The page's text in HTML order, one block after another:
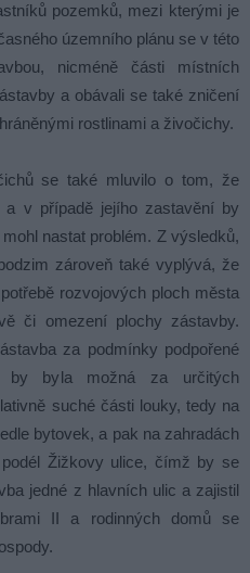
pozemků, mezi kterými je
územního plánu se v této
nicméně části místních
a obávali se také zničení
rostlinami a živočichy.
se také mluvilo o tom, že
a v případě jejího zastavění by
nastat problém. Z výsledků,
zároveň také vyplývá, že
rozvojových ploch města
či omezení plochy zástavby.
za podmínky podpořené
by byla možná za určitých
suché části louky, tedy na
bytovek, a pak na zahradách
Žižkovy ulice, čímž by se
jedné z hlavních ulic a zajistil
II a rodinných domů se